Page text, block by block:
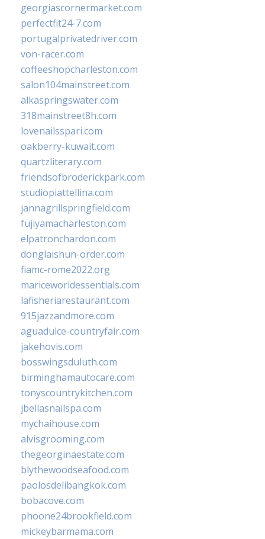
georgiascornermarket.com
perfectfit24-7.com
portugalprivatedriver.com
von-racer.com
coffeeshopcharleston.com
salon104mainstreet.com
alkaspringswater.com
318mainstreet8h.com
lovenailsspari.com
oakberry-kuwait.com
quartzliterary.com
friendsofbroderickpark.com
studiopiattellina.com
jannagrillspringfield.com
fujiyamacharleston.com
elpatronchardon.com
donglaishun-order.com
fiamc-rome2022.org
mariceworldessentials.com
lafisheriarestaurant.com
915jazzandmore.com
aguadulce-countryfair.com
jakehovis.com
bosswingsduluth.com
birminghamautocare.com
tonyscountrykitchen.com
jbellasnailspa.com
mychaihouse.com
alvisgrooming.com
thegeorginaestate.com
blythewoodseafood.com
paolosdelibangkok.com
bobacove.com
phoone24brookfield.com
mickeybarmama.com